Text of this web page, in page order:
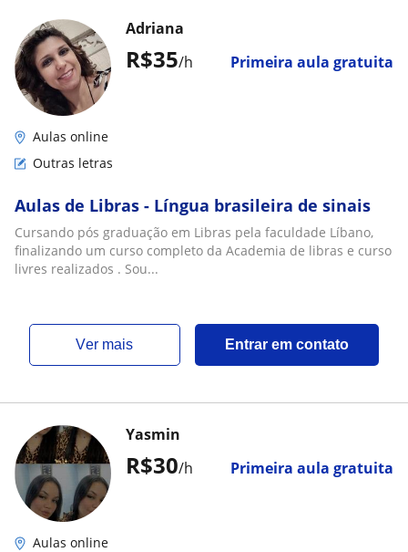
R$35/h Primeira aula gratuita
Adriana
Aulas online
Outras letras
Aulas de Libras - Língua brasileira de sinais
Cursando pós graduação em Libras pela faculdade Líbano,
finalizando um curso completo da Academia de libras e curso
livres realizados . Sou...
ver mais Entrar em contato
R$30/h Primeira aula gratuita
Yasmin
Aulas online